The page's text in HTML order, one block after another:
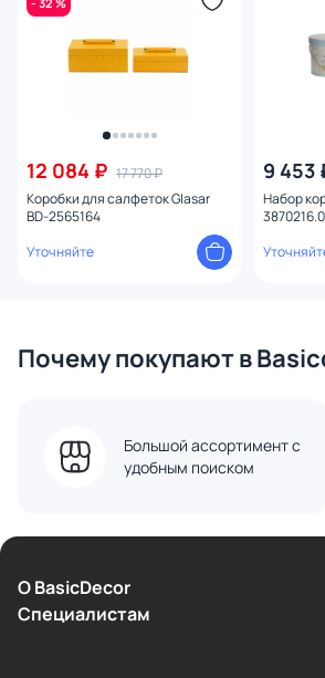
12 084 ₽ 17 770 ₽
Коробки для салфеток Glasar
BD-2565164
Уточняйте
9 453
Набор
Почему покупают в
Большой ассортимент с
удобным поиском
О BasicDecor
Cпециалистам
Высота (см)
Конструкция